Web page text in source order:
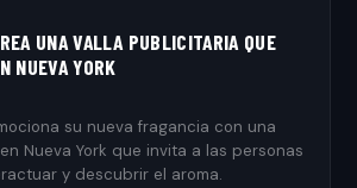
UNA VALLA PUBLICITARIA QUE
NUEVA YORK
su nueva fragancia con una
Nueva York que invita a las personas
y descubrir el aroma.